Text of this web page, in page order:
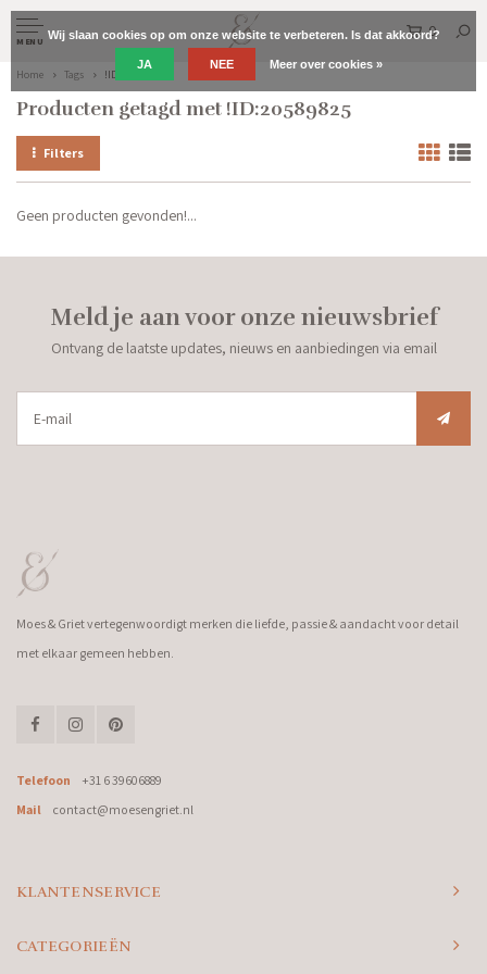
MENU
0
Home Tags !ID:20589825
Producten getagd met !ID:20589825
Filters
Geen producten gevonden!...
Meld je aan voor onze nieuwsbrief
Ontvang de laatste updates, nieuws en aanbiedingen via email
Moes & Griet vertegenwoordigt merken die liefde, passie & aandacht voor detail
met elkaar gemeen hebben.
Telefoon
+31 6 39606889
Mail
contact@moesengriet.nl
KLANTENSERVICE
CATEGORIEËN
Wij slaan cookies op om onze website te verbeteren. Is dat akkoord?
JA NEE Meer over cookies »